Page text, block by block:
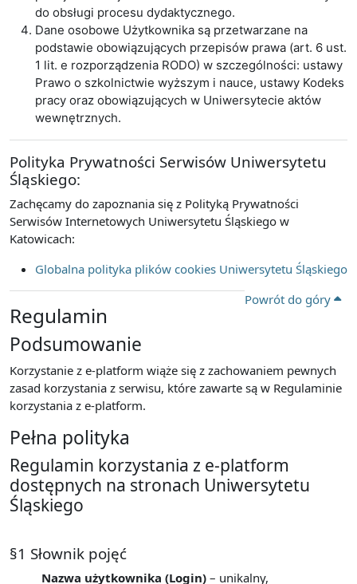
do obsługi procesu dydaktycznego.
Dane osobowe Użytkownika są przetwarzane na
podstawie obowiązujących przepisów prawa (art. 6 ust.
1 lit. e rozporządzenia RODO) w szczególności: ustawy
Prawo o szkolnictwie wyższym i nauce, ustawy Kodeks
pracy oraz obowiązujących w Uniwersytecie aktów
wewnętrznych.
Polityka Prywatności Serwisów Uniwersytetu
Śląskiego:
Zachęcamy do zapoznania się z Polityką Prywatności
Serwisów Internetowych Uniwersytetu Śląskiego w
Katowicach:
Globalna polityka plików cookies Uniwersytetu Śląskiego
Powrót do góry
Regulamin
Podsumowanie
Korzystanie z e-platform wiąże się z zachowaniem pewnych
zasad korzystania z serwisu, które zawarte są w Regulaminie
korzystania z e-platform.
Pełna polityka
Regulamin korzystania z e-platform
dostępnych na stronach Uniwersytetu
Śląskiego
§1 Słownik pojęć
Nazwa użytkownika (Login) – unikalny,